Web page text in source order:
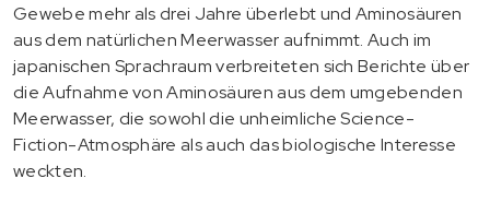
Gewebe mehr als drei Jahre überlebt und Aminosäuren
aus dem natürlichen Meerwasser aufnimmt. Auch im
japanischen Sprachraum verbreiteten sich Berichte über
die Aufnahme von Aminosäuren aus dem umgebenden
Meerwasser, die sowohl die unheimliche Science-
Fiction-Atmosphäre als auch das biologische Interesse
weckten.